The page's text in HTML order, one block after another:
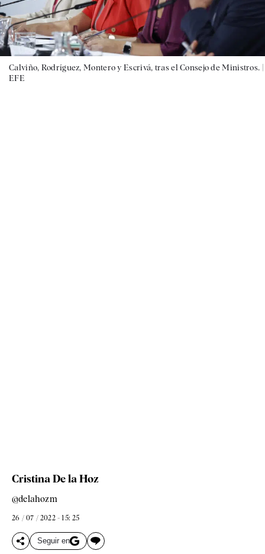
Calviño, Rodríguez, Montero y Escrivá, tras el Consejo de Ministros. |
EFE
Cristina De la Hoz
@delahozm
26 / 07 / 2022 - 15: 25
Seguir en